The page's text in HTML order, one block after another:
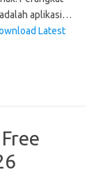
adalah aplikasi…
Latest